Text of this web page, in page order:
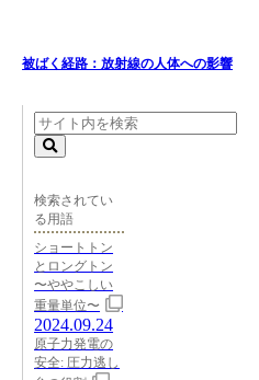
被ばく経路：放射線の人体への影響
検索されてい
る用語
ショートトン
とロングトン
〜ややこしい
重量単位〜
2024.09.24
原子力発電の
安全: 圧力逃し